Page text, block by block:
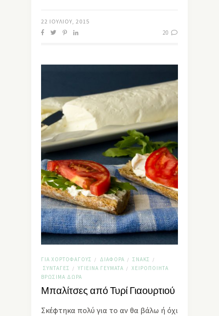
22 ΙΟΥΛΊΟΥ, 2015
20
ΓΙΑ ΧΟΡΤΟΦΆΓΟΥΣ / ΔΙΆΦΟΡΑ / ΣΝΑΚΣ /
ΣΥΝΤΑΓΈΣ / ΥΓΙΕΙΝΆ ΓΕΎΜΑΤΑ /
ΧΕΙΡΟΠΟΊΗΤΑ
ΒΡΏΣΙΜΑ ΔΏΡΑ
Μπαλίτσες από Τυρί Γιαουρτιού
Σκέφτηκα πολύ για το αν θα βάλω ή όχι